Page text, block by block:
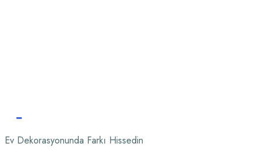
Ev Dekorasyonunda Farkı Hissedin